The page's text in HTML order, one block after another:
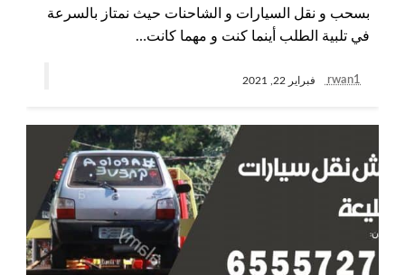
بسحب و نقل السيارات و الشاحنات حيث نمتاز بالسرعة
في تلبية الطلب أينما كنت و مهما كانت…
rwan1 فبراير 22, 2021